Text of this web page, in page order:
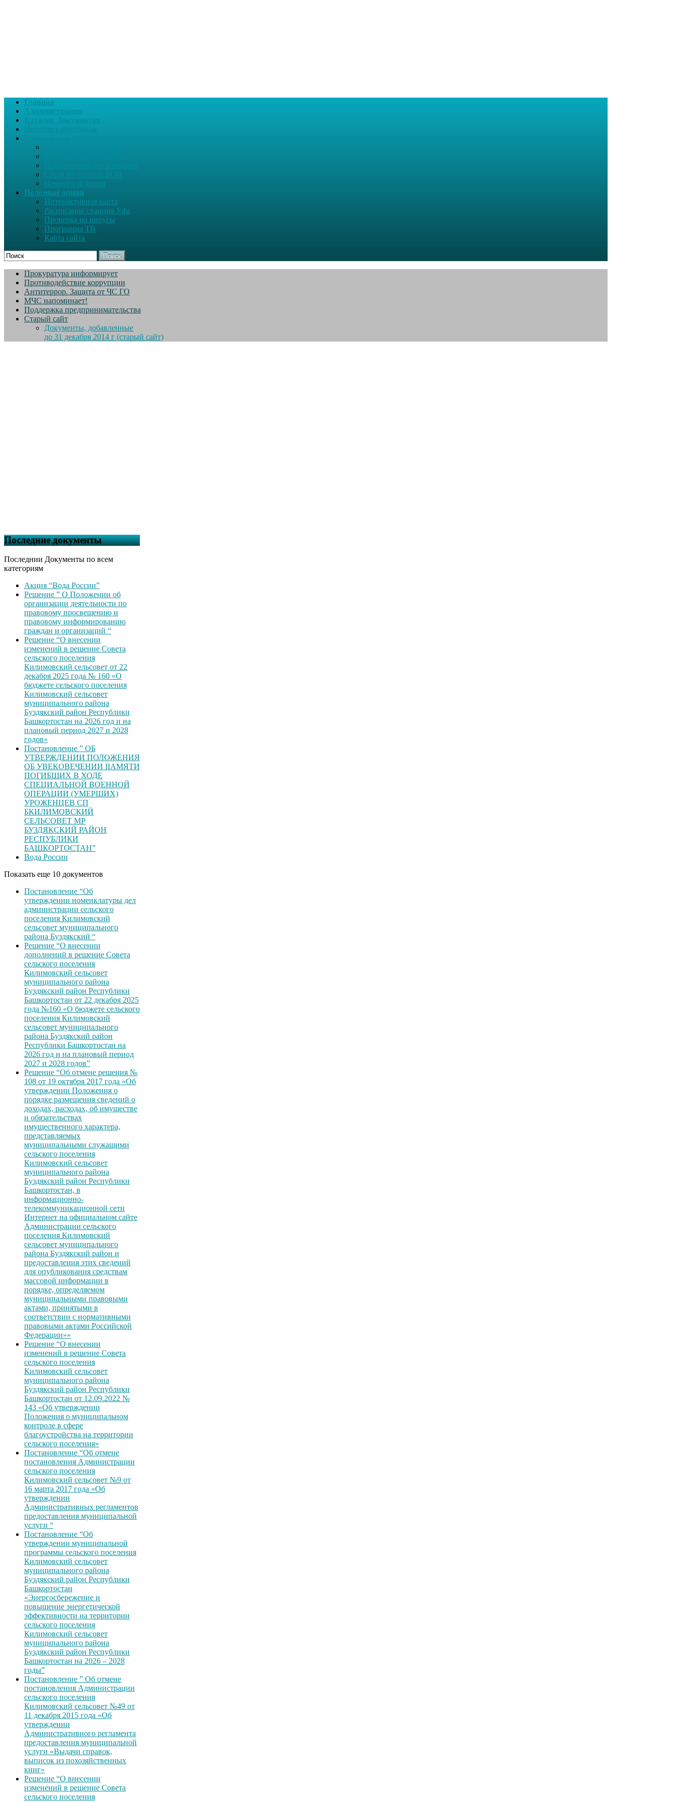
Главная
Администрация
Немного истории
Полезные опции
Интерактивная карта
Расписание станция Уфа
Проверка на вирусы
Программа ТВ
Карта сайта
Поиск
Прокуратура информирует
Противодействие коррупции
Антитеррор. Защита от ЧС ГО
МЧС напоминает!
Поддержка предпринимательства
Старый сайт
Документы, добавленные
до 31 декабря 2014 г (старый сайт)
Последние документы
Последнии Документы по всем
категориям
Акция “Вода России”
Решение ” О Положении об
организации деятельности по
правовому просвещению и
правовому информированию
граждан и организаций “
Решение “О внесении
изменений в решение Совета
сельского поселения
Килимовский сельсовет от 22
декабря 2025 года № 160 «О
бюджете сельского поселения
Килимовский сельсовет
муниципального района
Буздякский район Республики
Башкортостан на 2026 год и на
плановый период 2027 и 2028
годов»
Постановление ” ОБ
УТВЕРЖДЕНИИ ПОЛОЖЕНИЯ
ОБ УВЕКОВЕЧЕНИИ ІІАМЯТИ
ПОГИБШИХ В ХОДЕ
СПЕЦИАЛЬНОЙ ВОЕННОЙ
ОПЕРАЦИИ (УМЕРШИХ)
УРОЖЕНЦЕВ CП
БКИЛИМОВСКИЙ
СЕЛЬСОВЕТ МР
БУЗДЯКСКИЙ РАЙОН
РЕСПУБЛИКИ
БАШКОРТОСТАН”
Вода России
Показать еще 10 документов
Постановление “Об
утверждении номенклатуры дел
администрации сельского
поселения Килимовский
сельсовет муниципального
района Буздякский “
Решение “О внесении
дополнений в решение Совета
сельского поселения
Килимовский сельсовет
муниципального района
Буздякский район Республики
Башкортостан от 22 декабря 2025
года №160 «О бюджете сельского
поселения Килимовский
сельсовет муниципального
района Буздякский район
Республики Башкортостан на
2026 год и на плановый период
2027 и 2028 годов”
Решение “Об отмене решения №
108 от 19 октября 2017 года «Об
утверждении Положения о
порядке размещения сведений о
доходах, расходах, об имуществе
и обязательствах
имущественного характера,
представляемых
муниципальными служащими
сельского поселения
Килимовский сельсовет
муниципального района
Буздякский район Республики
Башкортостан, в
информационно-
телекоммуникационной сети
Интернет на официальном сайте
Администрации сельского
поселения Килимовский
сельсовет муниципального
района Буздякский район и
предоставления этих сведений
для опубликования средствам
массовой информации в
порядке, определяемом
муниципальными правовыми
актами, принятыми в
соответствии с нормативными
правовыми актами Российской
Федерации»»
Решение “О внесении
изменений в решение Совета
сельского поселения
Килимовский сельсовет
муниципального района
Буздякский район Республики
Башкортостан от 12.09.2022 №
143 «Об утверждении
Положения о муниципальном
контроле в сфере
благоустройства на территории
сельского поселения»
Постановление “Об отмене
постановления Администрации
сельского поселения
Килимовский сельсовет №9 от
16 марта 2017 года «Об
утверждении
Административных регламентов
предоставления муниципальной
услуги “
Постановление “Об
утверждении муниципальной
программы сельского поселения
Килимовский сельсовет
муниципального района
Буздякский район Республики
Башкортостан
«Энергосбережение и
повышение энергетической
эффективности на территории
сельского поселения
Килимовский сельсовет
муниципального района
Буздякский район Республики
Башкортостан на 2026 – 2028
годы”
Постановление ” Об отмене
постановления Администрации
сельского поселения
Килимовский сельсовет №49 от
11 декабря 2015 года «Об
утверждении
Административного регламента
предоставления муниципальной
услуги «Выдачи справок,
выписок из похозяйственных
книг»
Решение “О внесении
изменений в решение Совета
сельского поселения